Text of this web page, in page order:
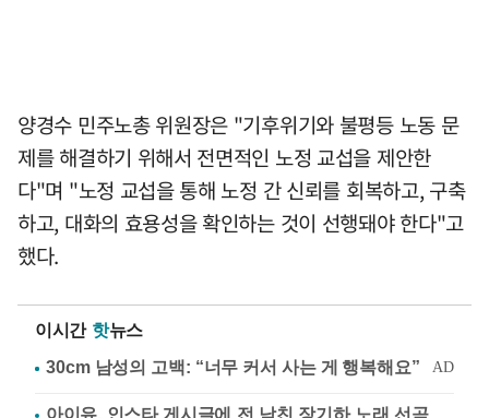
양경수 민주노총 위원장은 "기후위기와 불평등 노동 문
제를 해결하기 위해서 전면적인 노정 교섭을 제안한
다"며 "노정 교섭을 통해 노정 간 신뢰를 회복하고, 구축
하고, 대화의 효용성을 확인하는 것이 선행돼야 한다"고
했다.
이시간 핫뉴스
아이유, 인스타 게시글에 전 남친 장기하 노래 선곡